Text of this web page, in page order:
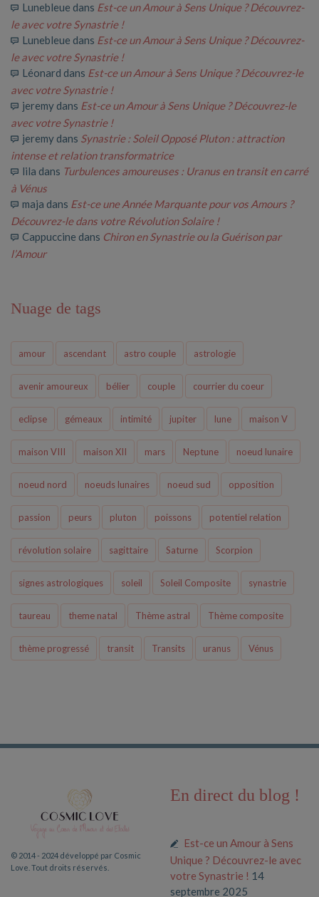
Lunebleue dans Est-ce un Amour à Sens Unique ? Découvrez-
le avec votre Synastrie !
Lunebleue dans Est-ce un Amour à Sens Unique ? Découvrez-
le avec votre Synastrie !
Léonard dans Est-ce un Amour à Sens Unique ? Découvrez-le
avec votre Synastrie !
jeremy dans Est-ce un Amour à Sens Unique ? Découvrez-le
avec votre Synastrie !
jeremy dans Synastrie : Soleil Opposé Pluton : attraction
intense et relation transformatrice
lila dans Turbulences amoureuses : Uranus en transit en carré
à Vénus
maja dans Est-ce une Année Marquante pour vos Amours ?
Découvrez-le dans votre Révolution Solaire !
Cappuccine dans Chiron en Synastrie ou la Guérison par
l’Amour
Nuage de tags
amour ascendant astro couple astrologie
avenir amoureux bélier couple courrier du coeur
eclipse gémeaux intimité jupiter lune maison V
maison VIII maison XII mars Neptune noeud lunaire
noeud nord noeuds lunaires noeud sud opposition
passion peurs pluton poissons potentiel relation
révolution solaire sagittaire Saturne Scorpion
signes astrologiques soleil Soleil Composite synastrie
taureau theme natal Thème astral Thème composite
thème progressé transit Transits uranus Vénus
© 2014 - 2024 développé par Cosmic
Love. Tout droits réservés.
En direct du blog !
Est-ce un Amour à Sens
Unique ? Découvrez-le avec
votre Synastrie ! 14
septembre 2025